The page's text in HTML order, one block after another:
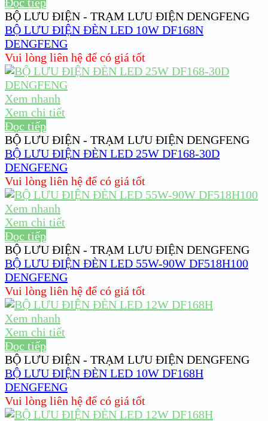
Đọc tiếp
BỘ LƯU ĐIỆN - TRẠM LƯU ĐIỆN DENGFENG
BỘ LƯU ĐIỆN ĐÈN LED 10W DF168N
DENGFENG
Vui lòng liên hệ để có giá tốt
Xem nhanh
Xem chi tiết
Đọc tiếp
BỘ LƯU ĐIỆN - TRẠM LƯU ĐIỆN DENGFENG
BỘ LƯU ĐIỆN ĐÈN LED 25W DF168-30D
DENGFENG
Vui lòng liên hệ để có giá tốt
Xem nhanh
Xem chi tiết
Đọc tiếp
BỘ LƯU ĐIỆN - TRẠM LƯU ĐIỆN DENGFENG
BỘ LƯU ĐIỆN ĐÈN LED 55W-90W DF518H100
DENGFENG
Vui lòng liên hệ để có giá tốt
Xem nhanh
Xem chi tiết
Đọc tiếp
BỘ LƯU ĐIỆN - TRẠM LƯU ĐIỆN DENGFENG
BỘ LƯU ĐIỆN ĐÈN LED 10W DF168H
DENGFENG
Vui lòng liên hệ để có giá tốt